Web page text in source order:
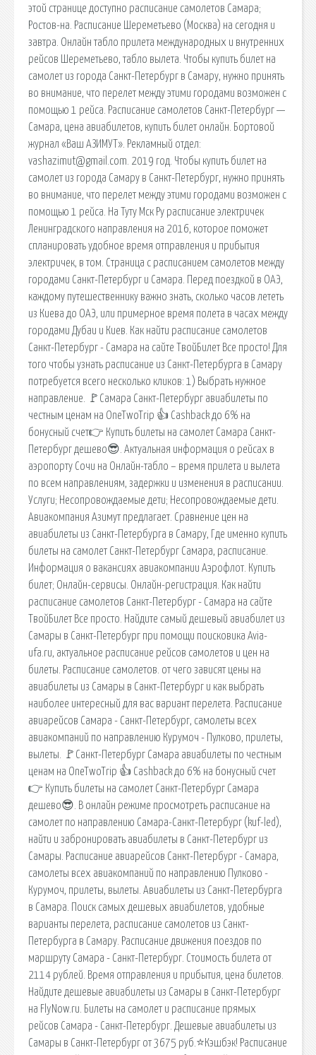
этой странице доступно расписание самолетов Самара;
Ростов-на. Расписание Шереметьево (Москва) на сегодня и
завтра. Онлайн табло прилета международных и внутренних
рейсов Шереметьево, табло вылета. Чтобы купить билет на
самолет из города Санкт-Петербург в Самару, нужно принять
во внимание, что перелет между этими городами возможен с
помощью 1 рейса. Расписание самолетов Санкт-Петербург —
Самара, цена авиабилетов, купить билет онлайн. Бортовой
журнал «Ваш АЗИМУТ». Рекламный отдел:
vashazimut@gmail.com. 2019 год. Чтобы купить билет на
самолет из города Самару в Санкт-Петербург, нужно принять
во внимание, что перелет между этими городами возможен с
помощью 1 рейса. На Туту Мск Ру расписание электричек
Ленинградского направления на 2016, которое поможет
спланировать удобное время отправления и прибытия
электричек, в том. Страница с расписанием самолетов между
городами Санкт-Петербург и Самара. Перед поездкой в ОАЭ,
каждому путешественнику важно знать, сколько часов лететь
из Киева до ОАЭ, или примерное время полета в часах между
городами Дубаи и Киев. Как найти расписание самолетов
Санкт-Петербург - Самара на сайте ТвойБилет Все просто! Для
того чтобы узнать расписание из Санкт-Петербурга в Самару
потребуется всего несколько кликов: 1) Выбрать нужное
направление. 🚩Самара Санкт-Петербург авиабилеты по
честным ценам на OneTwoTrip 👍 Cashback до 6% на
бонусный счет👉 Купить билеты на самолет Самара Санкт-
Петербург дешево😎. Актуальная информация о рейсах в
аэропорту Сочи на Онлайн-табло – время прилета и вылета
по всем направлениям, задержки и изменения в расписании.
Услуги; Несопровождаемые дети; Несопровождаемые дети.
Авиакомпания Азимут предлагает. Сравнение цен на
авиабилеты из Санкт-Петербурга в Самару, Где именно купить
билеты на самолет Санкт-Петербург Самара, расписание.
Информация о вакансиях авиакомпании Аэрофлот. Купить
билет; Онлайн-сервисы. Онлайн-регистрация. Как найти
расписание самолетов Санкт-Петербург - Самара на сайте
ТвойБилет Все просто. Найдите самый дешевый авиабилет из
Самары в Санкт-Петербург при помощи поисковика Avia-
ufa.ru, актуальное расписание рейсов самолетов и цен на
билеты. Расписание самолетов. от чего зависят цены на
авиабилеты из Самары в Санкт-Петербург и как выбрать
наиболее интересный для вас вариант перелета. Расписание
авиарейсов Самара - Санкт-Петербург, самолеты всех
авиакомпаний по направлению Курумоч - Пулково, прилеты,
вылеты. 🚩Санкт-Петербург Самара авиабилеты по честным
ценам на OneTwoTrip 👍 Cashback до 6% на бонусный счет
👉 Купить билеты на самолет Санкт-Петербург Самара
дешево😎. В онлайн режиме просмотреть расписание на
самолет по направлению Самара-Санкт-Петербург (kuf-led),
найти и забронировать авиабилеты в Санкт-Петербург из
Самары. Расписание авиарейсов Санкт-Петербург - Самара,
самолеты всех авиакомпаний по направлению Пулково -
Курумоч, прилеты, вылеты. Авиабилеты из Санкт-Петербурга
в Самара. Поиск самых дешевых авиабилетов, удобные
варианты перелета, расписание самолетов из Санкт-
Петербурга в Самару. Расписание движения поездов по
маршруту Самара - Санкт-Петербург. Стоимость билета от
2114 рублей. Время отправления и прибытия, цена билетов.
Найдите дешевые авиабилеты из Самары в Санкт-Петербург
на FlyNow.ru. Билеты на самолет и расписание прямых
рейсов Самара - Санкт-Петербург. Дешевые авиабилеты из
Самары в Санкт-Петербург от 3675 руб.⭐Кэшбэк! Расписание